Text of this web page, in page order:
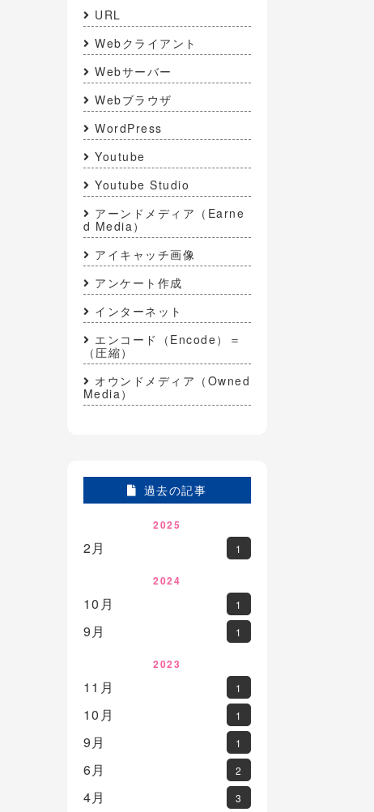
URL
Webクライアント
Webサーバー
Webブラウザ
WordPress
Youtube
Youtube Studio
アーンドメディア（Earne
d Media）
アイキャッチ画像
アンケート作成
インターネット
エンコード（Encode）＝
（圧縮）
オウンドメディア（Owned
Media）
過去の記事
2025
2月 1
2024
10月 1
9月 1
2023
11月 1
10月 1
9月 1
6月 2
4月 3